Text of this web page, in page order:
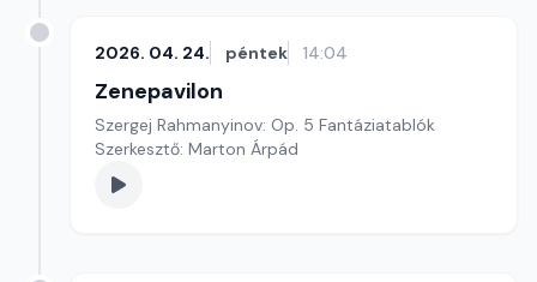
2026. 04. 24. péntek 14:04
Zenepavilon
Szergej Rahmanyinov: Op. 5 Fantáziatablók
Szerkesztő: Marton Árpád